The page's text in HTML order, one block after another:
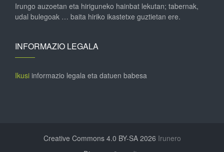
Irungo auzoetan eta hiriguneko hainbat lekutan; tabernak,
udal bulegoak … baita hiriko ikastetxe guztietan ere.
INFORMAZIO LEGALA
Ikusi informazio legala eta datuen babesa
Creative Commons 4.0 BY-SA 2026 Irunero